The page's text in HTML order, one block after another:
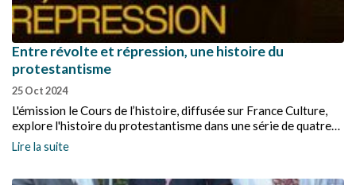
Entre révolte et répression, une histoire du
protestantisme
25 Oct 2024
L'émission le Cours de l’histoire, diffusée sur France Culture,
explore l'histoire du protestantisme dans une série de quatre
épisodes désormais disponibles en podcast.
Lire la suite